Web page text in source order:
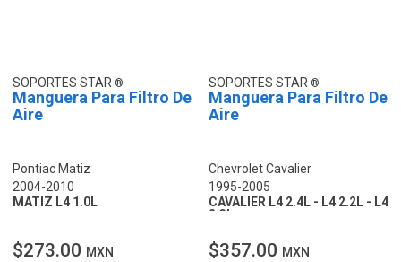
SOPORTES STAR
Manguera Para Filtro De
Aire
Pontiac Matiz
2004-2010
MATIZ L4 1.0L
$273.00 MXN
SOPORTES STAR
Manguera Para Filtro De
Aire
Chevrolet Cavalier
1995-2005
CAVALIER L4 2.4L - L4 2.2L - L4
2.3L
$357.00 MXN